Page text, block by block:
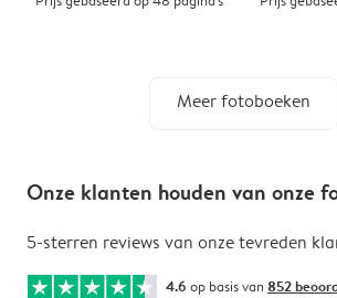
Meer fotoboeken
Onze klanten houden van onze
5-sterren reviews van onze tevreden
4.6 op basis van 852